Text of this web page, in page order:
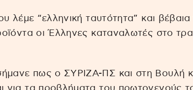
λέμε “ελληνική ταυτότητα” και βέβαια
οι Έλληνες καταναλωτές στο
πως ο ΣΥΡΙΖΑ-ΠΣ και στη Βουλή